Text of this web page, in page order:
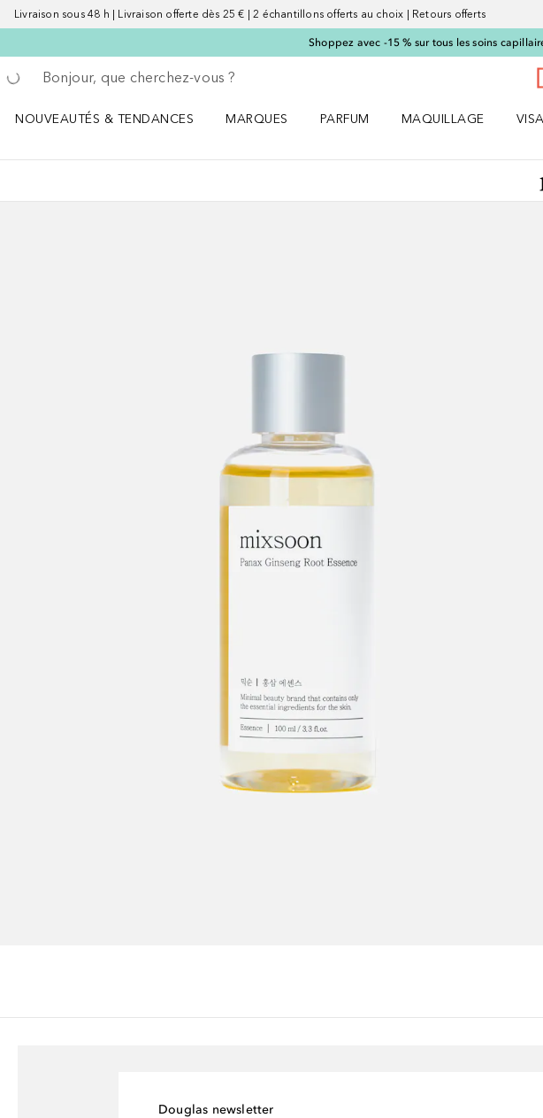
Livraison sous 48 h | Livraison offerte dès 25 € | 2 échantillons offerts au choix | Retours offerts
Shoppez avec -15 % sur tous les soins
Retourner
Effectuer la recherche
NOUVEAUTÉS & TENDANCES
MARQUES
PARFUM
MAQUILLAGE
Douglas newsletter